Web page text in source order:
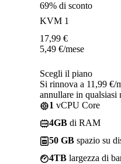
69% di sconto
KVM 1
17,99 €
5,49 €/mese
Scegli il piano
Si rinnova a 11,99 €/
annullare in qualsiasi
1 vCPU Core
4GB di RAM
50 GB spazio su
4TB largezza di